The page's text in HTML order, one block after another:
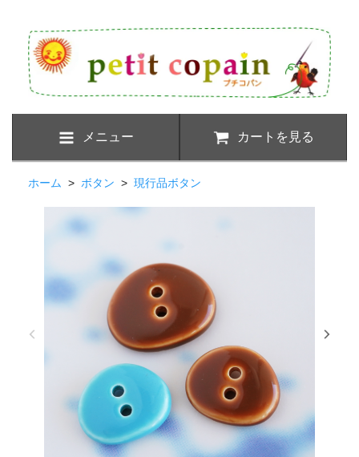
メニュー カートを見る
ホーム > ボタン > 現行品ボタン